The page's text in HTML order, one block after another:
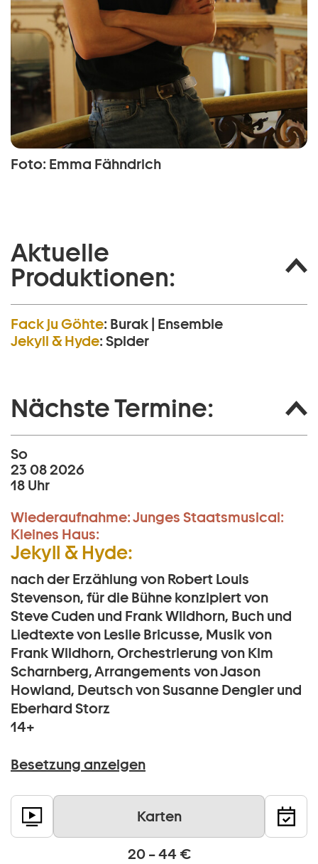
Foto: Emma Fähndrich
Aktuelle
Produktionen:
Fack ju Göhte: Burak | Ensemble
Jekyll & Hyde: Spider
Nächste Termine:
So
23 08 2026
18 Uhr
Wiederaufnahme:Junges Staatsmusical:
Kleines Haus:
Jekyll & Hyde:
nach der Erzählung von Robert Louis
Stevenson, für die Bühne konzipiert von
Steve Cuden und Frank Wildhorn, Buch und
Liedtexte von Leslie Bricusse, Musik von
Frank Wildhorn, Orchestrierung von Kim
Scharnberg, Arrangements von Jason
Howland, Deutsch von Susanne Dengler und
Eberhard Storz
14+
Besetzung anzeigen
Karten
20 – 44 €